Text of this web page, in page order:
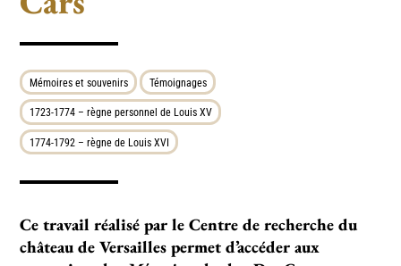
Mémoires et souvenirs Témoignages
1723-1774 – règne personnel de Louis XV
1774-1792 – règne de Louis XVI
Ce travail réalisé par le Centre de recherche du
château de Versailles permet d’accéder aux